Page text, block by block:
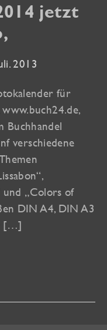
jetzt
2013
für
www.buch24.de,
Buchhandel
verschiedene
und „Colors of
DIN A4, DIN A3
[…]